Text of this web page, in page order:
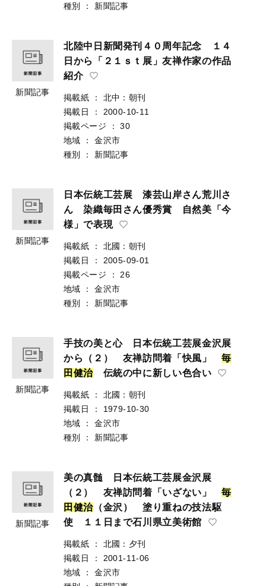
種別
： 新聞記事
新聞記事
北陸中日新聞発刊４０周年記念 １４
日から「２１ｓｔ展」友禅作家の作品
紹介
掲載紙 ：
北中：朝刊
掲載日
：
2000-10-11
掲載ページ
：
30
地域
：
金沢市
種別
： 新聞記事
新聞記事
日本伝統工芸展 漆芸山岸さん荒川さ
ん 染織毎田さん優秀賞 自然美「今
様」で表現
掲載紙 ：
北國：朝刊
掲載日
：
2005-09-01
掲載ページ
：
26
地域
：
金沢市
種別
： 新聞記事
新聞記事
手技の美と心 日本伝統工芸展金沢展
から（２） 友禅訪問着「快風」毎
田 健治伝統の中に新しい色合い
掲載紙 ：
北國：朝刊
掲載日
：
1979-10-30
地域
：
金沢市
種別
： 新聞記事
新聞記事
美の真髄 日本伝統工芸展金沢展
（２） 友禅訪問着「いざない」毎
田 健治（金沢） 塗り重ねの技法駆
使 １１日まで石川県立美術館
掲載紙 ：
北國：夕刊
掲載日
：
2001-11-06
地域
：
金沢市